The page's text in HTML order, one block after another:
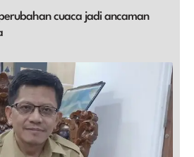
cuaca jadi ancaman